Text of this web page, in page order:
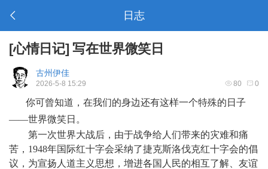
日志
[心情日记] 写在世界微笑日
古州伊佳
80 0
2026-5-8 15:29
你可曾知道，在我们的身边还有这样一个特殊的日子
——世界微笑日。
第一次世界大战后，由于战争给人们带来的灾难和痛
苦， 1948年国际红十字会采纳了捷克斯洛伐克红十字会的倡
议，为宣扬人道主义思想，增进各国人民的相互了解、友谊